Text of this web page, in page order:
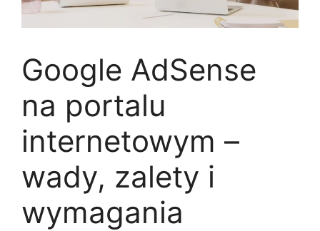
Google AdSense
na portalu
internetowym –
wady, zalety i
wymagania